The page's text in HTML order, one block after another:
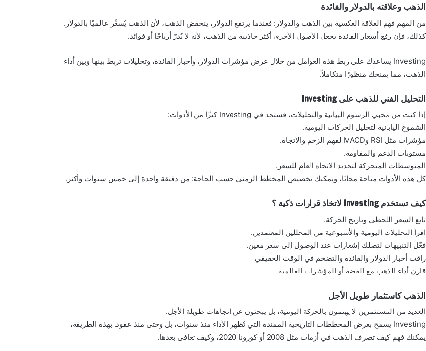
الذهب وعلاقته بالدولار والفائدة
من المهم فهم العلاقة العكسية بين الذهب والدولار: فعندما يرتفع الدولار، ينخفض الذهب، لأن الذهب يُسعَّر عالميًا بالدولار.
كذلك، فإن رفع أسعار الفائدة يجعل الأصول الأخرى أكثر جاذبية من الذهب، لأنه لا يُدرّ أرباحًا أو فوائد.
Investing يساعدك على ربط هذه العوامل من خلال عرض مؤشرات الدولار، وأخبار الفائدة، وتحليلات تربط بينها وبين أداء
الذهب، مما يمنحك منظورًا متكاملاً.
التحليل الفني للذهب على Investing
إذا كنت من محبي الرسوم البيانية والتحليلات، فستجد في Investing كنزًا من الأدوات:
الشموع اليابانية لتحليل الحركات اليومية.
مؤشرات مثل RSI وMACD لفهم الزخم والاتجاه.
مستويات الدعم والمقاومة.
المتوسطات المتحركة لتحديد الاتجاه العام للسعر.
كل هذه الأدوات متاحة مجانًا، ويمكنك تخصيص المخطط الزمني حسب الحاجة: من دقيقة واحدة إلى خمس سنوات وأكثر.
كيف تستخدم Investing لاتخاذ قرارات ذكية ؟
تابع السعر اللحظي وتاريخ الحركة.
اقرأ التحليلات اليومية والأسبوعية من المحللين المعتمدين.
فعّل التنبيهات لتصلك إشعارات عند الوصول إلى سعر معين.
راقب أخبار الدولار والفائدة والتضخم في الوقت الحقيقي
قارن أداء الذهب مع الفضة أو المؤشرات العالمية.
الذهب كاستثمار طويل الأجل
العديد من المستثمرين لا يهتمون بالحركة اليومية، بل يبحثون عن اتجاهات طويلة الأجل.
Investing يسمح بعرض المخططات التاريخية الممتدة التي تُظهر الأداء منذ سنوات، بل وحتى منذ عقود. بهذه الطريقة،
يمكنك فهم كيف تصرف الذهب في أزمات مثل 2008 أو كورونا 2020، وكيف تعافى بعدها.